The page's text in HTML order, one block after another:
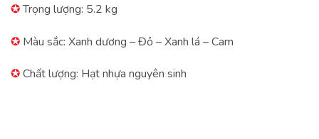
✪Trọng lượng: 5.2 kg
✪ Màu sắc: Xanh dương – Đỏ – Xanh lá – Cam
✪Chất lượng: Hạt nhựa nguyên sinh